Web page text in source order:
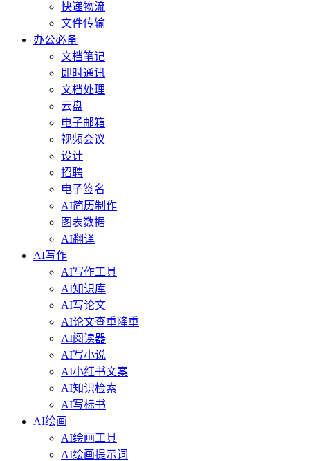
快递物流
文件传输
办公必备
文档笔记
即时通讯
文档处理
云盘
电子邮箱
视频会议
设计
招聘
电子签名
AI简历制作
图表数据
AI翻译
AI写作
AI写作工具
AI知识库
AI写论文
AI论文查重降重
AI阅读器
AI写小说
AI小红书文案
AI知识检索
AI写标书
AI绘画
AI绘画工具
AI绘画提示词